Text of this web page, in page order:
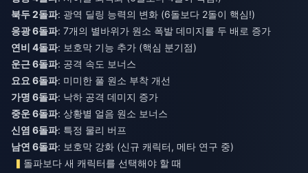
북두 2돌파: 광역 딜링 능력의 변화 (6돌보다 2돌이 핵심!)
응광 6돌파: 7개의 별바위가 원소 폭발 데미지를 두 배로 증가
연비 4돌파: 보호막 기능 추가 (핵심 분기점)
운근 6돌파: 공격 속도 보너스
요요 6돌파: 미미한 풀 원소 부착 개선
가명 6돌파: 낙하 공격 데미지 증가
중운 6돌파: 상황별 얼음 원소 보너스
신염 6돌파: 특정 물리 버프
남연 6돌파: 보호막 강화 (신규 캐릭터, 메타 연구 중)
돌파보다 새 캐릭터를 선택해야 할 때